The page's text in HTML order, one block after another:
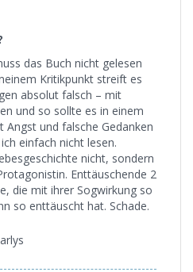
das Buch nicht gelesen
Kritikpunkt streift es
absolut falsch – mit
und so sollte es in einem
Angst und falsche Gedanken
einfach nicht lesen.
nicht, sondern
Enttäuschende 2
die mit ihrer Sogwirkung so
so enttäuscht hat. Schade.